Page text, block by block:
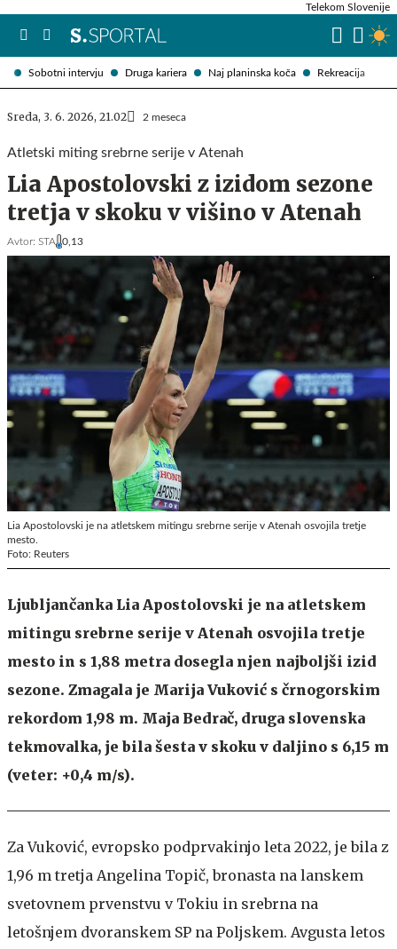
Sobotni intervju Druga kariera Naj planinska koča Rekreacija
Telekom Slovenije
Sreda, 3. 6. 2026, 21.02 2 meseca
Atletski miting srebrne serije v Atenah
Lia Apostolovski z izidom sezone
tretja v skoku v višino v Atenah
Avtor: STA 0,13
Lia Apostolovski je na atletskem mitingu srebrne serije v Atenah osvojila tretje
mesto.
Foto: Reuters
Ljubljančanka Lia Apostolovski je na atletskem
mitingu srebrne serije v Atenah osvojila tretje
mesto in s 1,88 metra dosegla njen najboljši izid
sezone. Zmagala je Marija Vuković s črnogorskim
rekordom 1,98 m. Maja Bedrač, druga slovenska
tekmovalka, je bila šesta v skoku v daljino s 6,15 m
(veter: +0,4 m/s).
Za Vuković, evropsko podprvakinjo leta 2022, je bila z
1,96 m tretja Angelina Topič, bronasta na lanskem
svetovnem prvenstvu v Tokiu in srebrna na
letošnjem dvoranskem SP na Poljskem. Avgusta letos